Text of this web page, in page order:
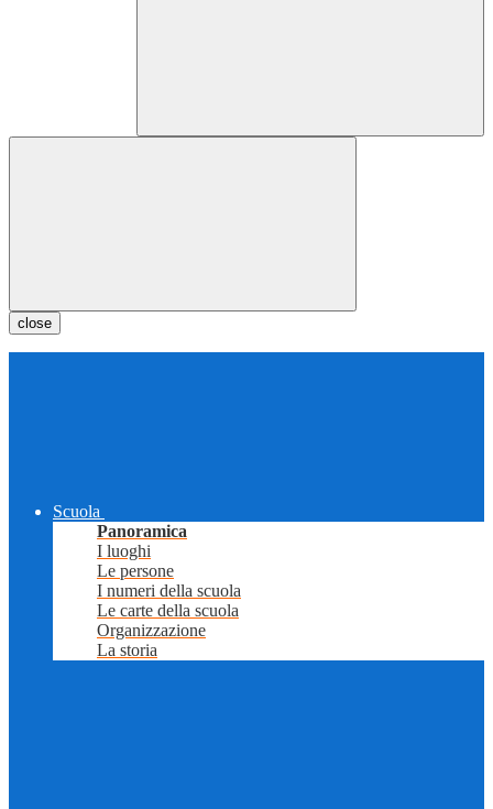
close
Scuola
Panoramica
I luoghi
Le persone
I numeri della scuola
Le carte della scuola
Organizzazione
La storia